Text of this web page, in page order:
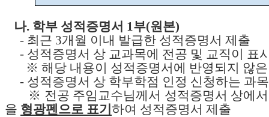
나. 학부 성적증명서 1부(원본)
- 최근 3개월 이내 발급한 성적증명서 제출
- 성적증명서 상 교과목에 전공 및 교직이 표
※ 해당 내용이 성적증명서에 반영되지 않
- 성적증명서 상 학부학점 인정 신청하는 과
※ 전공 주임교수님께서 성적증명서 상에서
을 형광펜으로 표기 하여 성적증명서 제출